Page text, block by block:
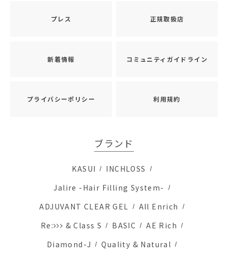
プレス 正規取扱店
新着情報 コミュニティガイドライン
プライバシーポリシー 利用規約
ブランド
KASUI
INCHLOSS
Jalire -Hair Filling System-
ADJUVANT CLEAR GEL
All Enrich
Re:
& Class S BASIC
AE Rich
Diamond-J
Quality & Natural